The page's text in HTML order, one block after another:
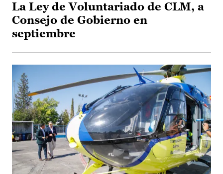
La Ley de Voluntariado de CLM, a
Consejo de Gobierno en
septiembre